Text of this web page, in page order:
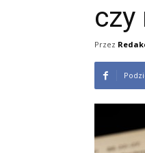
czy
Przez